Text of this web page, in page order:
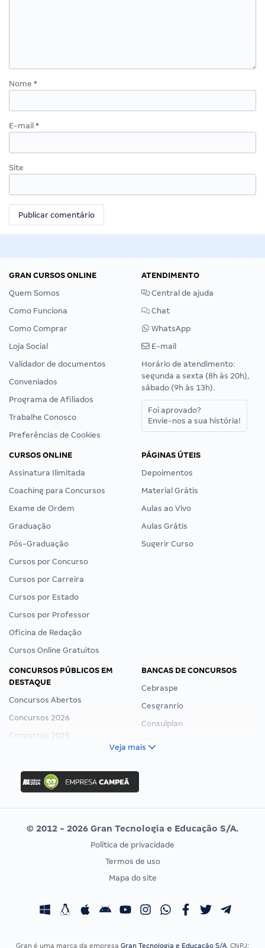
Nome *
E-mail *
Site
GRAN CURSOS ONLINE
Quem Somos
Como Funciona
Como Comprar
Loja Social
Validador de documentos
Conveniados
Programa de Afiliados
Trabalhe Conosco
Preferências de Cookies
ATENDIMENTO
Central de ajuda
Chat
WhatsApp
E-mail
Horário de atendimento:
segunda a sexta (8h às 20h),
sábado (9h às 13h).
Foi aprovado?
Envie-nos a sua história!
CURSOS ONLINE
Assinatura Ilimitada
Coaching para Concursos
Exame de Ordem
Graduação
Pós-Graduação
Cursos por Concurso
Cursos por Carreira
Cursos por Estado
Cursos por Professor
Oficina de Redação
Cursos Online Gratuitos
PÁGINAS ÚTEIS
Depoimentos
Material Grátis
Aulas ao Vivo
Aulas Grátis
Sugerir Curso
CONCURSOS PÚBLICOS EM
DESTAQUE
Concursos Abertos
Concursos 2026
Concursos 2025
Concurso Ibama
Concurso MPU
Editais publicados
BANCAS DE CONCURSOS
Cebraspe
Cesgranrio
Consulplan
Vunesp
CONCURSOS POR PROFISSÃO
Concursos Fiscais
EXAME DE ORDEM
Calendário OAB
Veja mais
© 2012 - 2026 Gran Tecnologia e Educação S/A.
Política de privacidade
Termos de uso
Mapa do site
Gran é uma marca da empresa Gran Tecnologia e Educação S/A, CNPJ: